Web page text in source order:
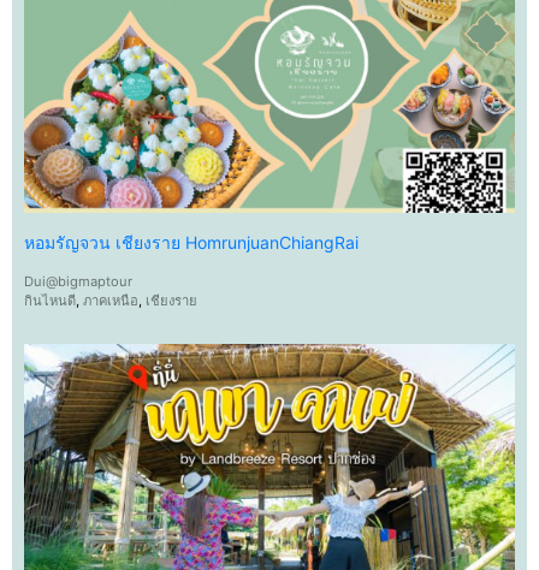
หอมรัญจวน เชียงราย HomrunjuanChiangRai
Dui@bigmaptour
กินไหนดี ภาคเหนือ เชียงราย